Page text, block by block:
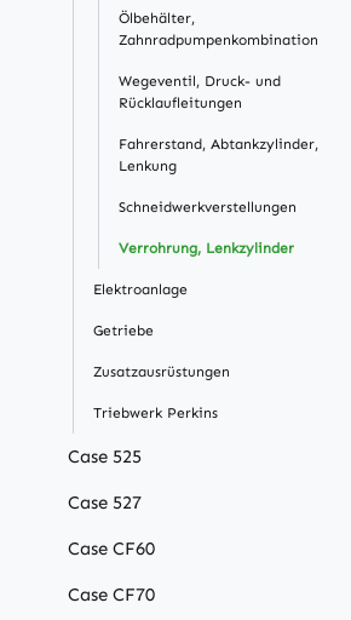
Ölbehälter,
Zahnradpumpenkombination
Wegeventil, Druck- und
Rücklaufleitungen
Fahrerstand, Abtankzylinder,
Lenkung
Schneidwerkverstellungen
Verrohrung, Lenkzylinder
Elektroanlage
Getriebe
Zusatzausrüstungen
Triebwerk Perkins
Case 525
Case 527
Case CF60
Case CF70